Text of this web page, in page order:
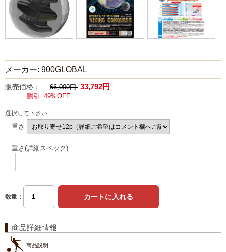
メーカー: 900GLOBAL
販売価格： 66,000円 33,792円
割引: 49%OFF
選択して下さい:
重さ
重さ(詳細スペック)
数量：
商品詳細情報
商品説明